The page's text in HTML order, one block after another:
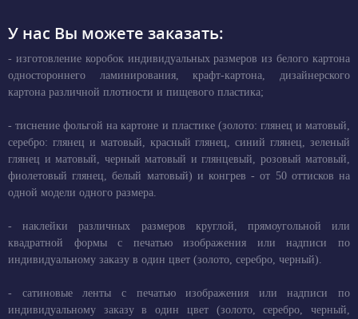
У нас Вы можете заказать:
- изготовление коробок индивидуальных размеров из белого картона
одностороннего ламинирования, крафт-картона, дизайнерского
картона различной плотности и пищевого пластика;
- тиснение фольгой на картоне и пластике (золото: глянец и матовый,
серебро: глянец и матовый, красный глянец, синий глянец, зеленый
глянец и матовый, черный матовый и глянцевый, розовый матовый,
фиолетовый глянец, белый матовый) и конгрев - от 50 оттисков на
одной модели одного размера.
- наклейки различных размеров круглой, прямоугольной или
квадратной формы с печатью изображения или надписи по
индивидуальному заказу в один цвет (золото, серебро, черный).
- сатиновые ленты с печатью изображения или надписи по
индивидуальному заказу в один цвет (золото, серебро, черный,